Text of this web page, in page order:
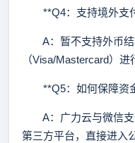
**Q4：支持境外支
A：暂不支持外币结
（Visa/Mastercard）进
**Q5：如何保障资
A：广力云与微信支
第三方平台，直接进入